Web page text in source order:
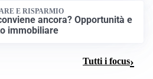
E RISPARMIO
ancora? Opportunità e
immobiliare
Tutti i focus